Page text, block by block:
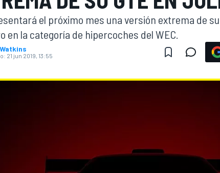
FÓRMULA E
el próximo mes una versión extrema de
en la categoría de hipercoches del WEC.
21 jun 2019, 13:55